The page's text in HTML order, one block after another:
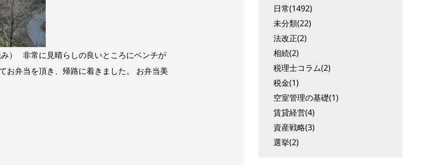
） 非常に見晴らしの良いところにベンチが
お弁当を頂き、帰路に着きました。 お弁当美
日常(1492)
未分類(22)
法改正(2)
相続(2)
税理士コラム(2)
税金(1)
空室管理の基礎(1)
賃貸経営(4)
資産戦略(3)
選挙(2)